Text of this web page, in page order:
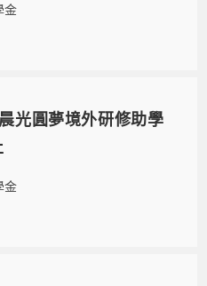
金
光圓夢境外研修助學
金